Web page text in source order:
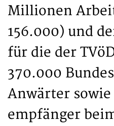
Millionen
156.000) und
für die der
370.000
Anwärter
empfänger